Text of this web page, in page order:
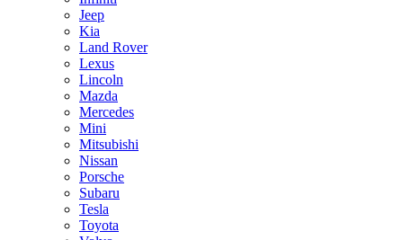
Jeep
Kia
Land Rover
Lexus
Lincoln
Mazda
Mercedes
Mini
Mitsubishi
Nissan
Porsche
Subaru
Tesla
Toyota